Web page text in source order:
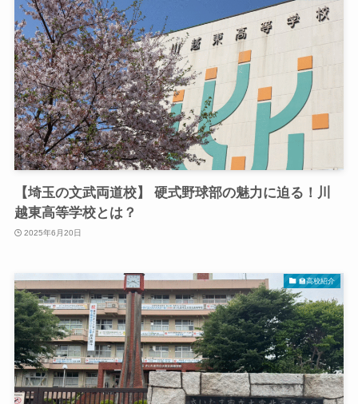
【埼玉の文武両道校】 硬式野球部の魅力に迫る！川
越東高等学校とは？
2025年6月20日
🏫高校紹介